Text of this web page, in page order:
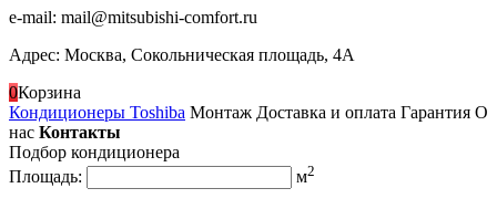
e-mail: mail@mitsubishi-comfort.ru
Адрес: Москва, Сокольническая площадь, 4А
0Корзина
Кондиционеры Toshiba Монтаж Доставка и оплата Гарантия О
нас Контакты
Подбор кондиционера
Площадь:
м2